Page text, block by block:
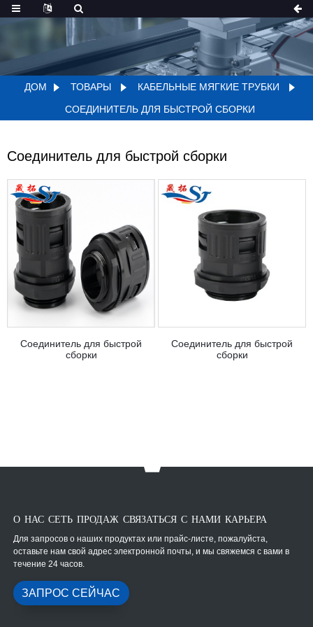
ДОМ ТОВАРЫ
КАБЕЛЬНЫЕ МЯГКИЕ ТРУБКИ
СОЕДИНИТЕЛЬ ДЛЯ БЫСТРОЙ СБОРКИ
Соединитель для быстрой сборки
Соединитель для быстрой
сборки
Соединитель для быстрой
сборки
О НАС СЕТЬ ПРОДАЖ СВЯЗАТЬСЯ С НАМИ КАРЬЕРА
Для запросов о наших продуктах или прайс-листе, пожалуйста,
оставьте нам свой адрес электронной почты, и мы свяжемся с вами в
течение 24 часов.
ЗАПРОС СЕЙЧАС